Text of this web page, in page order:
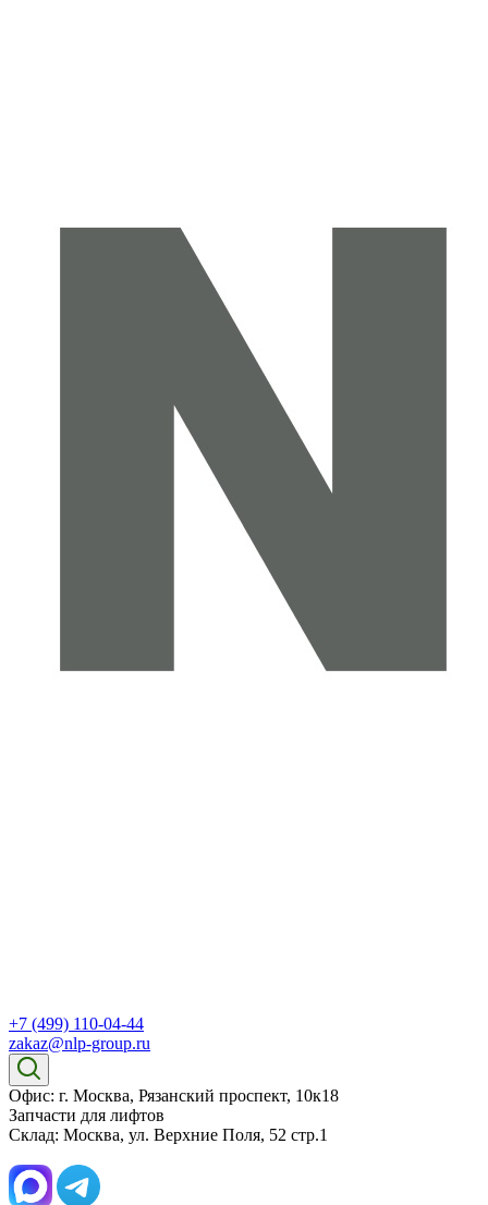
+7 (499) 110-04-44
zakaz@nlp-group.ru
Офис: г. Москва, Рязанский проспект, 10к18
Запчасти для лифтов
Склад: Москва, ул. Верхние Поля, 52 стр.1